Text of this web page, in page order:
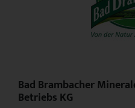
Bad Brambacher
Betriebs KG